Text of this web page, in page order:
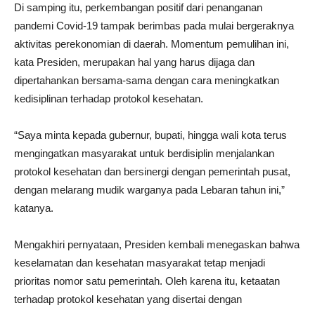
Di samping itu, perkembangan positif dari penanganan
pandemi Covid-19 tampak berimbas pada mulai bergeraknya
aktivitas perekonomian di daerah. Momentum pemulihan ini,
kata Presiden, merupakan hal yang harus dijaga dan
dipertahankan bersama-sama dengan cara meningkatkan
kedisiplinan terhadap protokol kesehatan.
“Saya minta kepada gubernur, bupati, hingga wali kota terus
mengingatkan masyarakat untuk berdisiplin menjalankan
protokol kesehatan dan bersinergi dengan pemerintah pusat,
dengan melarang mudik warganya pada Lebaran tahun ini,”
katanya.
Mengakhiri pernyataan, Presiden kembali menegaskan bahwa
keselamatan dan kesehatan masyarakat tetap menjadi
prioritas nomor satu pemerintah. Oleh karena itu, ketaatan
terhadap protokol kesehatan yang disertai dengan